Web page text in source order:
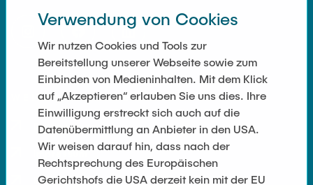
WEITERFÜHRENDE LINKS
Datenschutz
Impressum
Kontakt
Verwendung von Cookies
Wir nutzen Cookies und Tools zur
Bereitstellung unserer Webseite sowie zum
Einbinden von Medieninhalten. Mit dem Klick
auf „Akzeptieren“ erlauben Sie uns dies. Ihre
Einwilligung erstreckt sich auch auf die
Datenübermittlung an Anbieter in den USA.
Wir weisen darauf hin, dass nach der
Rechtsprechung des Europäischen
Gerichtshofs die USA derzeit kein mit der EU